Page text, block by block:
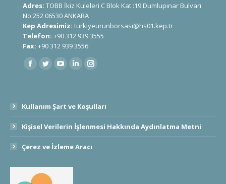
Adres: TOBB İkiz Kuleleri C Blok Kat :19 Dumlupınar Bulvarı
No:252 06530 ANKARA
Kep Adresimiz: turkiyeurunborsasi@hs01.kep.tr
Telefon: +90 312 939 3555
Fax: +90 312 939 3556
Find us on:
Kullanım Şart ve Koşulları
Kişisel Verilerin İşlenmesi Hakkında Aydınlatma Metni
Çerez ve İzleme Aracı